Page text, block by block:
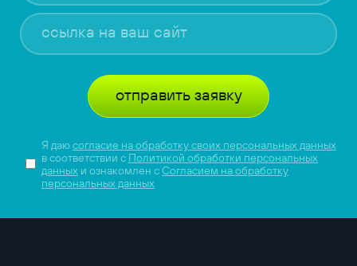
отправить заявку
Я даюсогласие на обработку своих персональных данных
в соответствии с Политикой обработки персональных
данныхи ознакомлен сСогласием на обработку
персональных данных